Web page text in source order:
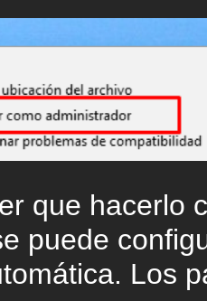
que hacerlo
puede
Los